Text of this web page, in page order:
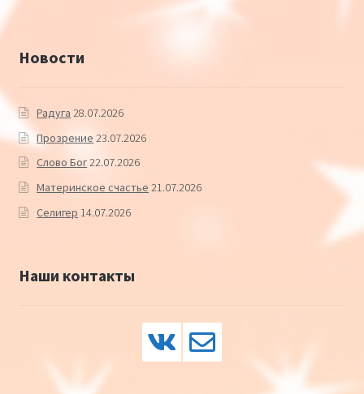
Новости
Радуга 28.07.2026
Прозрение 23.07.2026
Слово Бог22.07.2026
Материнское счастье 21.07.2026
Селигер 14.07.2026
Наши контакты